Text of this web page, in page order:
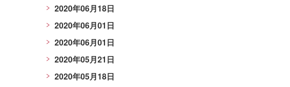
2020年06月18日
2020年06月01日
2020年06月01日
2020年05月21日
2020年05月18日